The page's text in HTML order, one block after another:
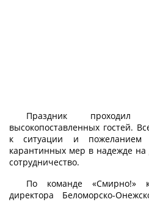
Праздник
высокопоставленных гостей.
к ситуации и пожеланием
карантинных мер в надежде
сотрудничество.
По команде «Смирно!»
директора Беломорско-